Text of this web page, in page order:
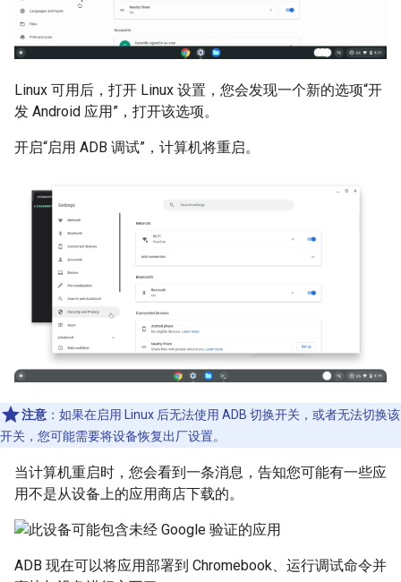
Linux 可用后，打开 Linux 设置，您会发现一个新的选项“开
发 Android 应用”，打开该选项。
开启“启用 ADB 调试”，计算机将重启。
注意 ：如果在启用 Linux 后无法使用 ADB 切换开关，或者无法切换该
开关，您可能需要将设备恢复出厂设置。
当计算机重启时，您会看到一条消息，告知您可能有一些应
用不是从设备上的应用商店下载的。
ADB 现在可以将应用部署到 Chromebook、运行调试命令并